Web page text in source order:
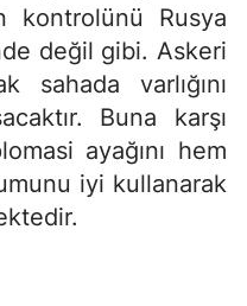
kontrolünü Rusya
değil gibi. Askeri
sahada varlığını
Buna karşı
ayağını hem
iyi kullanarak